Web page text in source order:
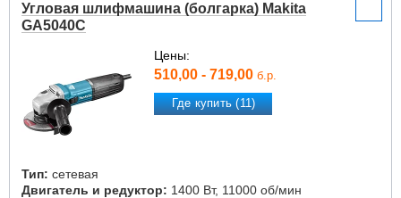
Угловая шлифмашина (болгарка) Makita
GA5040C
Цены:
510,00 - 719,00 б.р.
Где купить (11)
Тип: сетевая
Двигатель и редуктор: 1400 Вт, 11000 об/мин